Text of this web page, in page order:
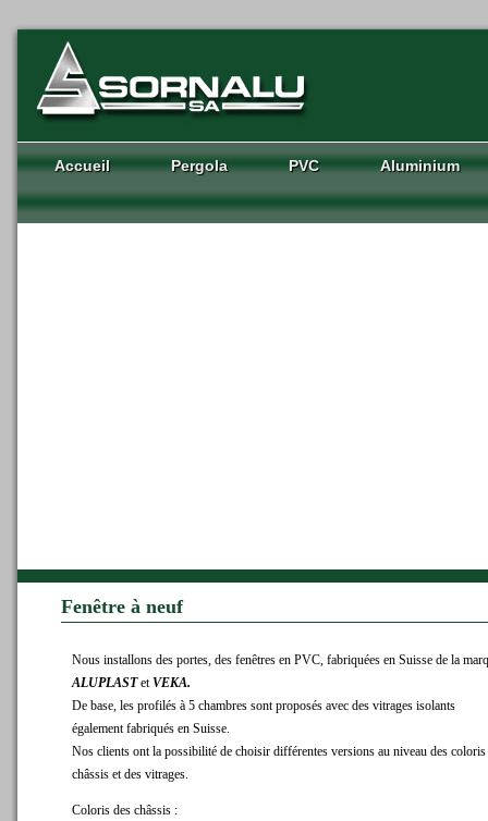
Accueil Pergola PVC Aluminium
Fenêtre à neuf
Nous installons des portes, des fenêtres en PVC, fabriquées en Suisse de la
ALUPLASTetVEKA.
De base, les profilés à 5 chambres sont proposés avec des vitrages isolants
également fabriqués en Suisse.
Nos clients ont la possibilité de choisir différentes versions au niveau des coloris
châssis et des vitrages.
Coloris des châssis :